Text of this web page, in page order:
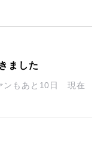
ました
ンもあと10日 現在